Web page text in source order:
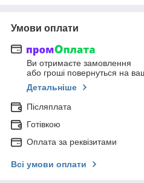
Умови оплати
Ви отримаєте замовлення
або гроші повернуться на
Детальніше
Післяплата
Готівкою
Оплата за реквізитами
Всі умови оплати